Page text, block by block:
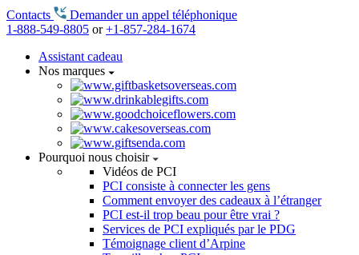
Contacts
Demander un appel téléphonique
1-888-549-8805 or+1-857-284-1674
Assistant cadeau
Nos marques
Pourquoi nous choisir
Vidéos de PCI
PCI consiste à connecter les gens
Comment envoyer des cadeaux à l’étranger
PCI est-il trop beau pour être vrai ?
Services de PCI expliqués par le PDG
Témoignage client d’Arpine